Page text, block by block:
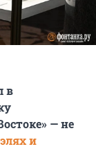
в
— не
и